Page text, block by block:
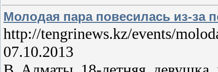
Молодая пара повесилась из-за
http://tengrinews.kz/events/
07.10.2013